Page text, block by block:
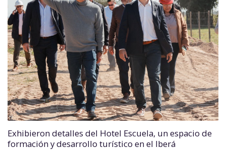
Exhibieron detalles del Hotel Escuela, un espacio de
formación y desarrollo turístico en el Iberá